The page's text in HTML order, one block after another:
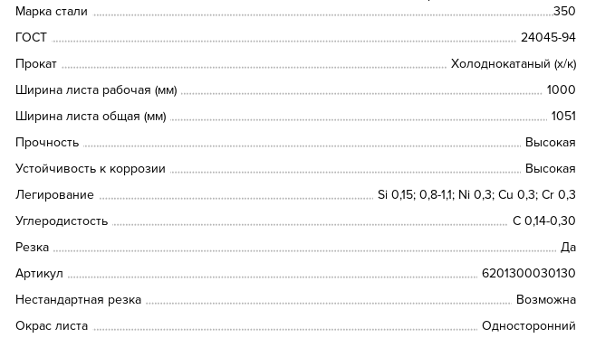
Марка стали
350
ГОСТ
24045-94
Прокат
Холоднокатаный (х/к)
Ширина листа рабочая (мм)
1000
Ширина листа общая (мм)
1051
Прочность
Высокая
Устойчивость к коррозии
Высокая
Легирование
Si 0,15; 0,8-1,1; Ni 0,3; Сu 0,3; Cr 0,3
Углеродистость
C 0,14-0,30
Резка
Да
Артикул
6201300030130
Нестандартная резка
Возможна
Окрас листа
Односторонний